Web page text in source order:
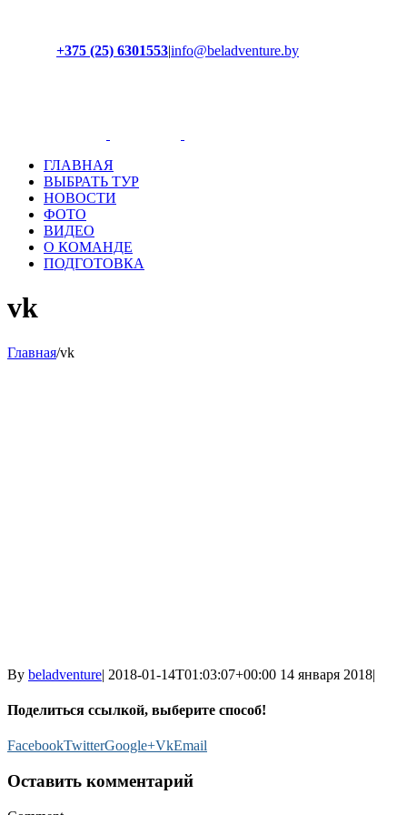
+375 (25) 6301553|info@beladventure.by
ГЛАВНАЯ
ВЫБРАТЬ ТУР
НОВОСТИ
ФОТО
ВИДЕО
О КОМАНДЕ
ПОДГОТОВКА
vk
Главная/vk
By beladventure| 2018-01-14T01:03:07+00:00 14 января 2018|
Поделиться ссылкой, выберите способ!
FacebookTwitterGoogle+VkEmail
Оставить комментарий